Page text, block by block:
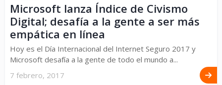
Microsoft lanza Índice de Civismo
Digital; desafía a la gente a ser más
empática en línea
Hoy es el Día Internacional del Internet Seguro 2017 y
Microsoft desafía a la gente de todo el mundo a...
7 febrero, 2017